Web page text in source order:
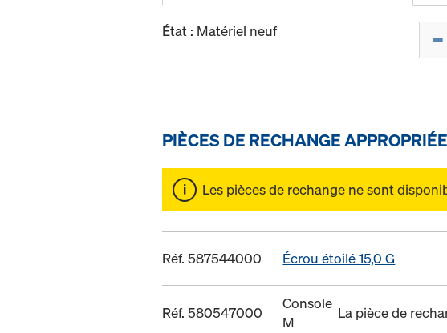
État : Matériel neuf
PIÈCES DE RECHANGE
Les pièces de rechange ne sont
Réf. 587544000 Écrou étoilé 15,0 G
Réf. 580547000
Console
M
La pièce de